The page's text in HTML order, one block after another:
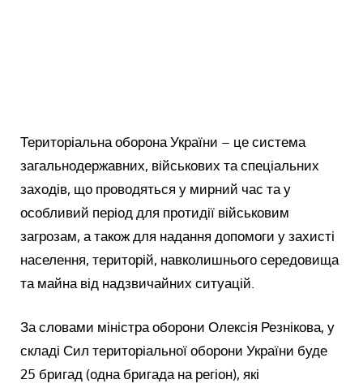
Територіальна оборона України – це система
загальнодержавних, військових та спеціальних
заходів, що проводяться у мирний час та у
особливий період для протидії військовим
загрозам, а також для надання допомоги у захисті
населення, територій, навколишнього середовища
та майна від надзвичайних ситуацій.
За словами міністра оборони Олексія Резнікова, у
складі Сил територіальної оборони України буде
25 бригад (одна бригада на регіон), які